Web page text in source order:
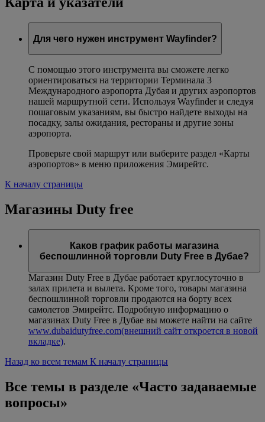
Для чего нужен инструмент Wayfinder?
С помощью этого инструмента вы сможете легко
ориентироваться на территории Терминала 3
Международного аэропорта Дубая и других аэропортов
нашей маршрутной сети. Используя Wayfinder и следуя
пошаговым указаниям, вы быстро найдете выходы на
посадку, залы ожидания, рестораны и другие зоны
аэропорта.
Проверьте свой маршрут или выберите раздел «Карты
аэропортов» в меню приложения Эмирейтс.
К началу страницы
Магазины Duty free
Каков график работы магазина
беспошлинной торговли Duty Free в Дубае?
Магазин Duty Free в Дубае работает круглосуточно в
залах прилета и вылета. Кроме того, товары магазина
беспошлинной торговли продаются на борту всех
самолетов Эмирейтс. Подробную информацию о
магазинах Duty Free в Дубае вы можете найти на сайте
www.dubaidutyfree.com(внешний сайт откроется в новой
вкладке).
Назад ко всем темам К началу страницы
Все темы в разделе «Часто задаваемые
вопросы»